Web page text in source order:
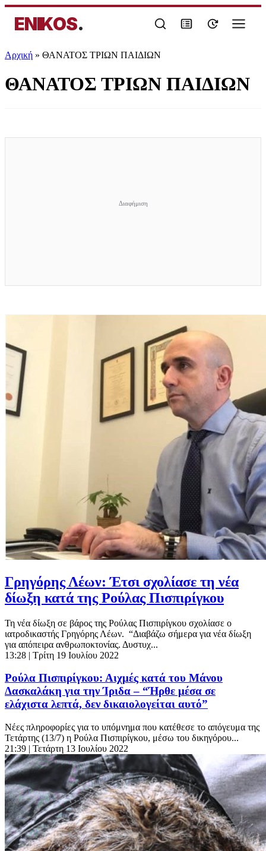
ENIKOS.
Αρχική » ΘΑΝΑΤΟΣ ΤΡΙΩΝ ΠΑΙΔΙΩΝ
ΘΑΝΑΤΟΣ ΤΡΙΩΝ ΠΑΙΔΙΩΝ
Γρηγόρης Λέων: Έτσι σχολίασε τη νέα
δίωξη κατά της Ρούλας Πισπιρίγκου
Τη νέα δίωξη σε βάρος της Ρούλας Πισπιρίγκου σχολίασε ο
ιατροδικαστής Γρηγόρης Λέων. “Διαβάζω σήμερα για νέα δίωξη
για απόπειρα ανθρωποκτονίας. Δυστυχ...
13:28 | Τρίτη 19 Ιουλίου 2022
Ρούλα Πισπιρίγκου: Αιχμές κατά του Μάνου
Δασκαλάκη για την Ίριδα – “Ήρθε μέσα σε
ελάχιστα λεπτά, δεν δικαιολογείται αυτό”
Νέες πληροφορίες για το υπόμνημα που κατέθεσε το απόγευμα της
Τετάρτης (13/7) η Ρούλα Πισπιρίγκου, μέσω του δικηγόρου...
21:39 | Τετάρτη 13 Ιουλίου 2022